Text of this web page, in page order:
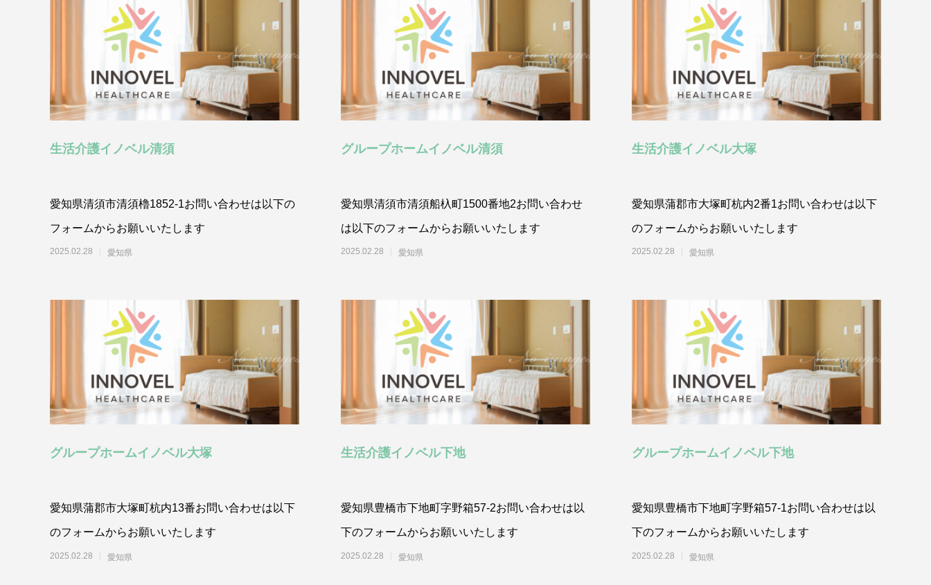
生活介護イノベル清須
愛知県清須市清須櫓1852-1お問い合わせは以下の
フォームからお願いいたします
2025.02.28 愛知県
グループホームイノベル清須
愛知県清須市清須船杁町1500番地2お問い合わせ
は以下のフォームからお願いいたします
2025.02.28 愛知県
生活介護イノベル大塚
愛知県蒲郡市大塚町杭内2番1お問い合わせは以下
のフォームからお願いいたします
2025.02.28 愛知県
グループホームイノベル大塚
愛知県蒲郡市大塚町杭内13番お問い合わせは以下
のフォームからお願いいたします
2025.02.28 愛知県
生活介護イノベル下地
愛知県豊橋市下地町字野箱57-2お問い合わせは以
下のフォームからお願いいたします
2025.02.28 愛知県
グループホームイノベル下地
愛知県豊橋市下地町字野箱57-1お問い合わせは以
下のフォームからお願いいたします
2025.02.28 愛知県